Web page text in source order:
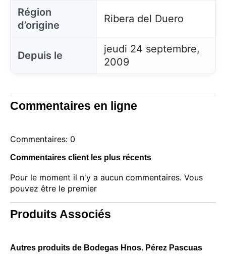
Région
d’origine
Ribera del Duero
Depuis le
jeudi 24 septembre,
2009
Commentaires en ligne
Commentaires: 0
Commentaires client les plus récents
Pour le moment il n'y a aucun commentaires. Vous
pouvez être le premier
Produits Associés
Autres produits de Bodegas Hnos. Pérez Pascuas
la sécurité, mémoriser les choix des utilisateurs,
améliorer notre site web et, enfin, à des fins de
marketing. Vous pouvez refuser tout traitement non
cookies nécessaires. Vous pouvez personnaliser
votre choix et sélectionner les cookies que vous
nous autorisez à utiliser dans votre session.